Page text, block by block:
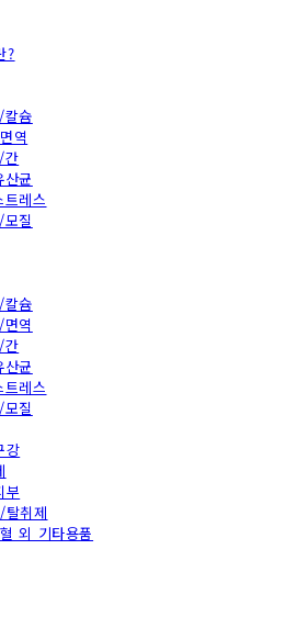
?
슘
역
간
균
레스
질
슘
역
간
균
레스
질
강
부
취제
외 기타용품